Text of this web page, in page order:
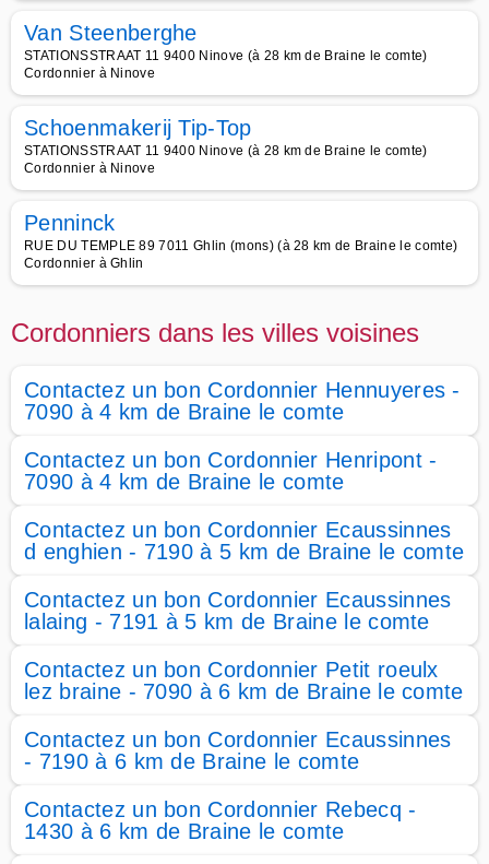
Van Steenberghe
STATIONSSTRAAT 11 9400 Ninove (à 28 km de Braine le comte)
Cordonnier à Ninove
Schoenmakerij Tip-Top
STATIONSSTRAAT 11 9400 Ninove (à 28 km de Braine le comte)
Cordonnier à Ninove
Penninck
RUE DU TEMPLE 89 7011 Ghlin (mons) (à 28 km de Braine le comte)
Cordonnier à Ghlin
Cordonniers dans les villes voisines
Contactez un bon Cordonnier Hennuyeres -
7090 à 4 km de Braine le comte
Contactez un bon Cordonnier Henripont -
7090 à 4 km de Braine le comte
Contactez un bon Cordonnier Ecaussinnes
d enghien - 7190 à 5 km de Braine le comte
Contactez un bon Cordonnier Ecaussinnes
lalaing - 7191 à 5 km de Braine le comte
Contactez un bon Cordonnier Petit roeulx
lez braine - 7090 à 6 km de Braine le comte
Contactez un bon Cordonnier Ecaussinnes
- 7190 à 6 km de Braine le comte
Contactez un bon Cordonnier Rebecq -
1430 à 6 km de Braine le comte